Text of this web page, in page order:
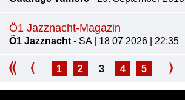
Ö1 Jazznacht-Magazin
Ö1 Jazznacht - SA | 18 07 2026 | 22:35
1 2 3 4 5